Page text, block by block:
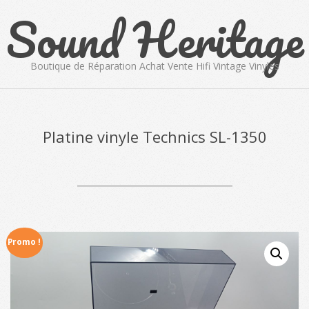
content
Sound Heritage
Boutique de Réparation Achat Vente Hifi Vintage Vinyles
Platine vinyle Technics SL-1350
Promo !